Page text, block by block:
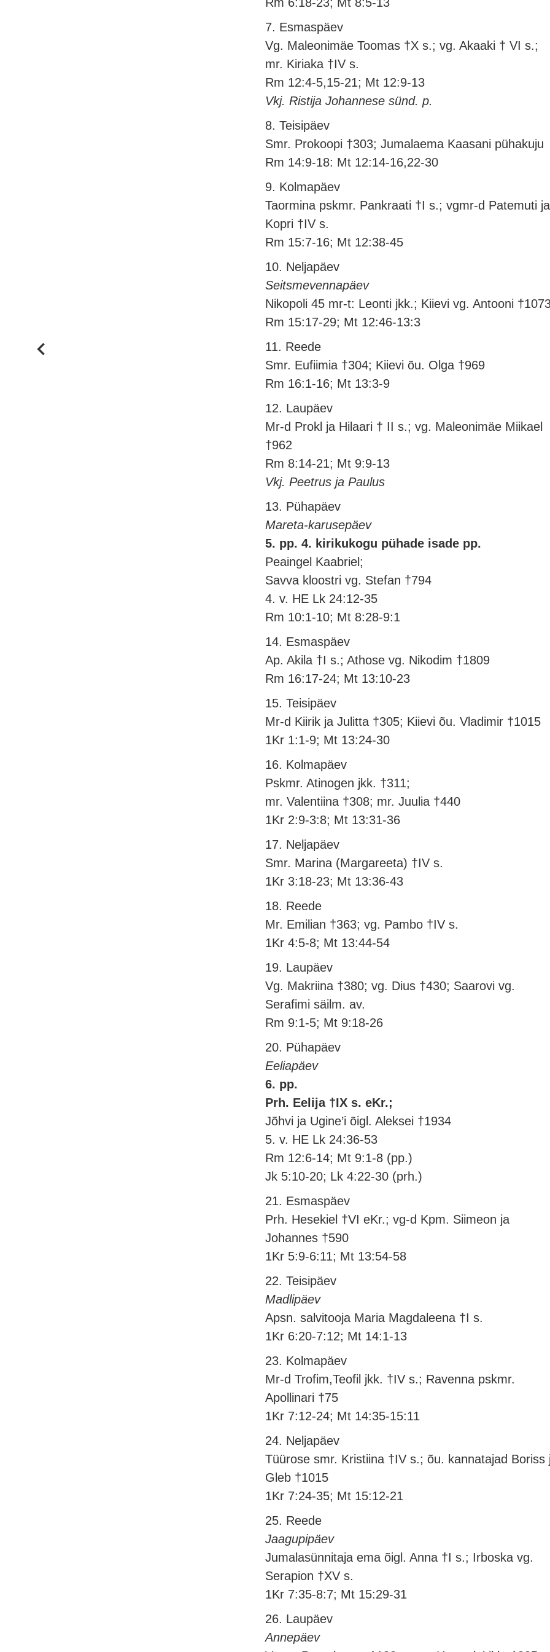
7. Esmaspäev
Vg. Maleonimäe Toomas †X s.; vg. Akaaki † VI s.;
mr. Kiriaka †IV s.
Rm 12:4-5,15-21; Mt 12:9-13
Vkj. Ristija Johannese sünd. p.
8. Teisipäev
Smr. Prokoopi †303; Jumalaema Kaasani pühakuju
Rm 14:9-18: Mt 12:14-16,22-30
9. Kolmapäev
Taormina pskmr. Pankraati †I s.; vgmr-d Patemuti ja
Kopri †IV s.
Rm 15:7-16; Mt 12:38-45
10. Neljapäev
Seitsmevennapäev
Nikopoli 45 mr-t: Leonti jkk.; Kiievi vg. Antooni
Rm 15:17-29; Mt 12:46-13:3
11. Reede
Smr. Eufiimia †304; Kiievi õu. Olga †969
Rm 16:1-16; Mt 13:3-9
12. Laupäev
Mr-d Prokl ja Hilaari † II s.; vg. Maleonimäe Miikael
†962
Rm 8:14-21; Mt 9:9-13
Vkj. Peetrus ja Paulus
13. Pühapäev
Mareta-karusepäev
5. pp. 4. kirikukogu pühade isade pp.
Peaingel Kaabriel;
Savva kloostri vg. Stefan †794
4. v. HE Lk 24:12-35
Rm 10:1-10; Mt 8:28-9:1
14. Esmaspäev
Ap. Akila †I s.; Athose vg. Nikodim †1809
Rm 16:17-24; Mt 13:10-23
15. Teisipäev
Mr-d Kiirik ja Julitta †305; Kiievi õu. Vladimir †1015
1Kr 1:1-9; Mt 13:24-30
16. Kolmapäev
Pskmr. Atinogen jkk. †311;
mr. Valentiina †308; mr. Juulia †440
1Kr 2:9-3:8; Mt 13:31-36
17. Neljapäev
Smr. Marina (Margareeta) †IV s.
1Kr 3:18-23; Mt 13:36-43
18. Reede
Mr. Emilian †363; vg. Pambo †IV s.
1Kr 4:5-8; Mt 13:44-54
19. Laupäev
Vg. Makriina †380; vg. Dius †430; Saarovi vg.
Serafimi säilm. av.
Rm 9:1-5; Mt 9:18-26
20. Pühapäev
Eeliapäev
6. pp.
Prh. Eelija †IX s. eKr.;
Jõhvi ja Ugine’i õigl. Aleksei †1934
5. v. HE Lk 24:36-53
Rm 12:6-14; Mt 9:1-8 (pp.)
Jk 5:10-20; Lk 4:22-30 (prh.)
21. Esmaspäev
Prh. Hesekiel †VI eKr.; vg-d Kpm. Siimeon ja
Johannes †590
1Kr 5:9-6:11; Mt 13:54-58
22. Teisipäev
Madlipäev
Apsn. salvitooja Maria Magdaleena †I s.
1Kr 6:20-7:12; Mt 14:1-13
23. Kolmapäev
Mr-d Trofim,Teofil jkk. †IV s.; Ravenna pskmr.
Apollinari †75
1Kr 7:12-24; Mt 14:35-15:11
24. Neljapäev
Tüürose smr. Kristiina †IV s.; õu. kannatajad Boriss
Gleb †1015
1Kr 7:24-35; Mt 15:12-21
25. Reede
Jaagupipäev
Jumalasünnitaja ema õigl. Anna †I s.; Irboska vg.
Serapion †XV s.
1Kr 7:35-8:7; Mt 15:29-31
26. Laupäev
Annepäev